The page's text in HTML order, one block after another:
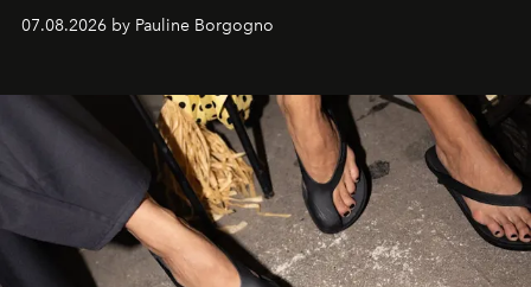
d'exception composent un véritable voyage sensoriel.
07.08.2026 by Pauline Borgogno